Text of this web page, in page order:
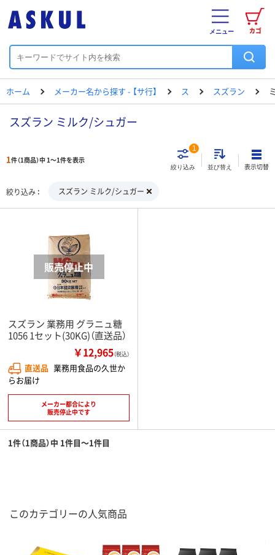
カゴ
メニュー
ホーム メーカー名から探す - 【サ行】 ス スズラン
スズラン ミルク/シュガー
1件（1商品）中 1～1件を表示
絞り込み
1
並び替え 表示切替
絞り込み スズラン ミルク/シュガー
スズラン 業務用 グラニュ糖
1056 1セット(30KG)（直送品）
￥12,965（税込）
直送品 業務用食品の久世か
らお届け
メーカー都合により
販売停止中です
1件（1商品）中 1件目～1件目
このカテゴリーの人気商品